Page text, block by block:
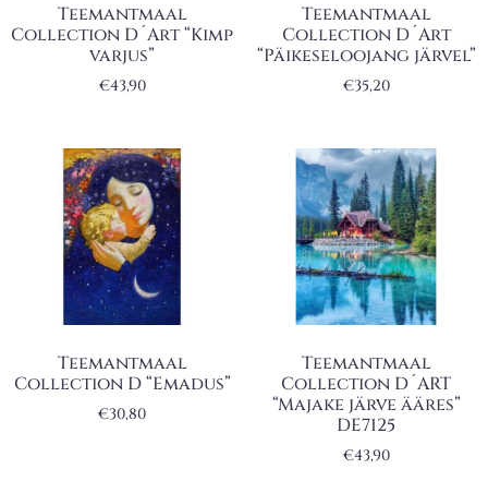
Teemantmaal
Collection D´Art “Kimp
varjus”
€43,90
Teemantmaal
Collection D´Art
“Päikeseloojang järvel”
€35,20
Teemantmaal
Collection D “Emadus”
€30,80
Teemantmaal
Collection D´ART
“Majake järve ääres”
DE7125
€43,90